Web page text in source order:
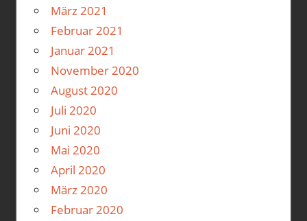
März 2021
Februar 2021
Januar 2021
November 2020
August 2020
Juli 2020
Juni 2020
Mai 2020
April 2020
März 2020
Februar 2020